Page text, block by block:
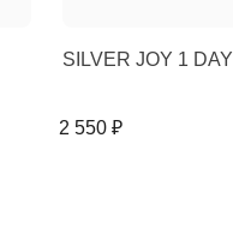
SILVER JOY 1 DAY
2 550 ₽